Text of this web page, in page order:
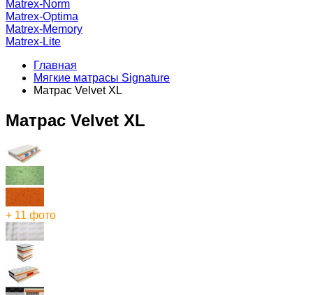
Matrex-Norm
Matrex-Optima
Matrex-Memory
Matrex-Lite
Главная
Мягкие матрасы Signature
Матрас Velvet XL
Матрас Velvet XL
+ 11 фото